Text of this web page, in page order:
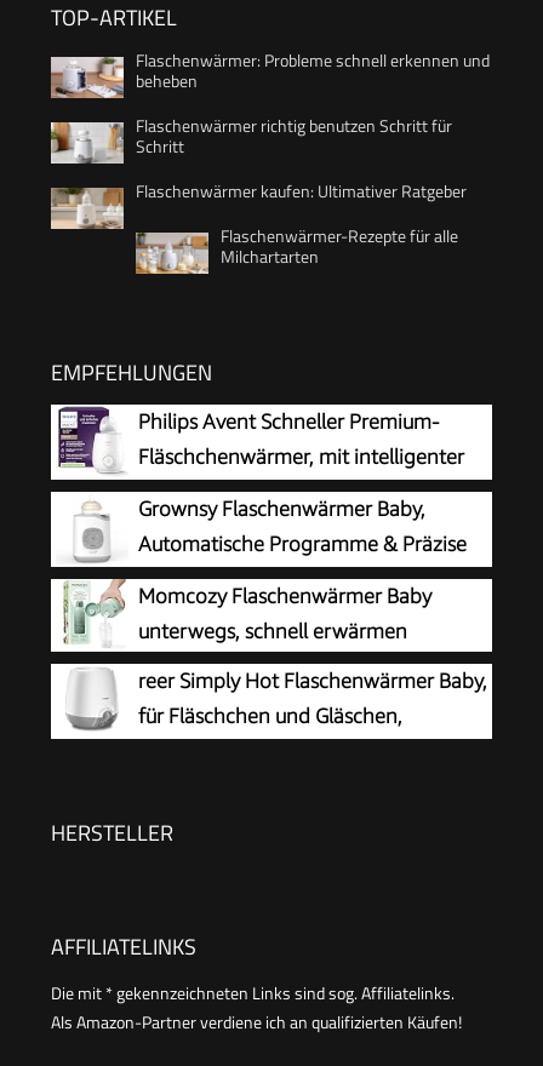
TOP-ARTIKEL
Flaschenwärmer: Probleme schnell erkennen und
beheben
Flaschenwärmer richtig benutzen Schritt für
Schritt
Flaschenwärmer kaufen: Ultimativer Ratgeber
Flaschenwärmer-Rezepte für alle
Milchartarten
EMPFEHLUNGEN
Philips Avent Schneller Premium-
Fläschchenwärmer, mit intelligenter
Temperaturregelung,
Wasserbadtechnologie, automatischer
Abschaltung, Modell SCF358/00
Grownsy Flaschenwärmer Baby,
Automatische Programme & Präzise
Temperatur
Momcozy Flaschenwärmer Baby
unterwegs, schnell erwärmen
reer Simply Hot Flaschenwärmer Baby,
für Fläschchen und Gläschen,
HERSTELLER
AFFILIATELINKS
Die mit * gekennzeichneten Links sind sog. Affiliatelinks.
Als Amazon-Partner verdiene ich an qualifizierten Käufen!